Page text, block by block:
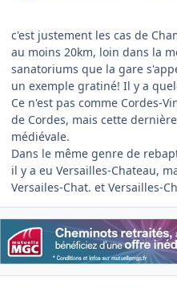
c'est justement les cas de
au moins 20km, loin dans la
sanatoriums que la gare
un exemple gratiné! Il y a
Ce n'est pas comme Cordes-
de Cordes, mais cette
médiévale.
Dans le même genre de
il y a eu Versailles-Chateau,
Versailes-Chat. et Versailles-